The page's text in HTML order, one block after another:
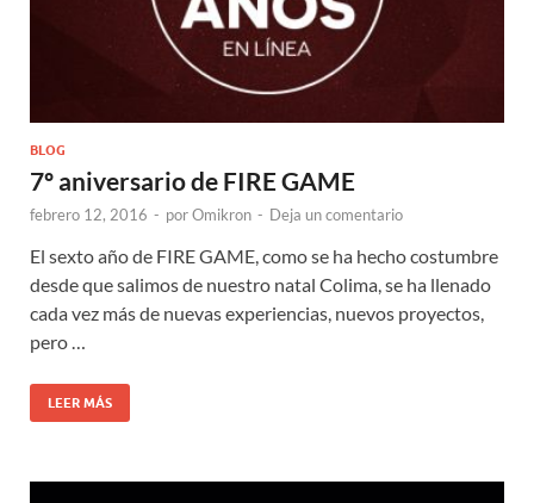
BLOG
7º aniversario de FIRE GAME
febrero 12, 2016 - porOmikron - Deja un comentario
El sexto año de FIRE GAME, como se ha hecho costumbre
desde que salimos de nuestro natal Colima, se ha llenado
cada vez más de nuevas experiencias, nuevos proyectos,
pero …
LEER MÁS